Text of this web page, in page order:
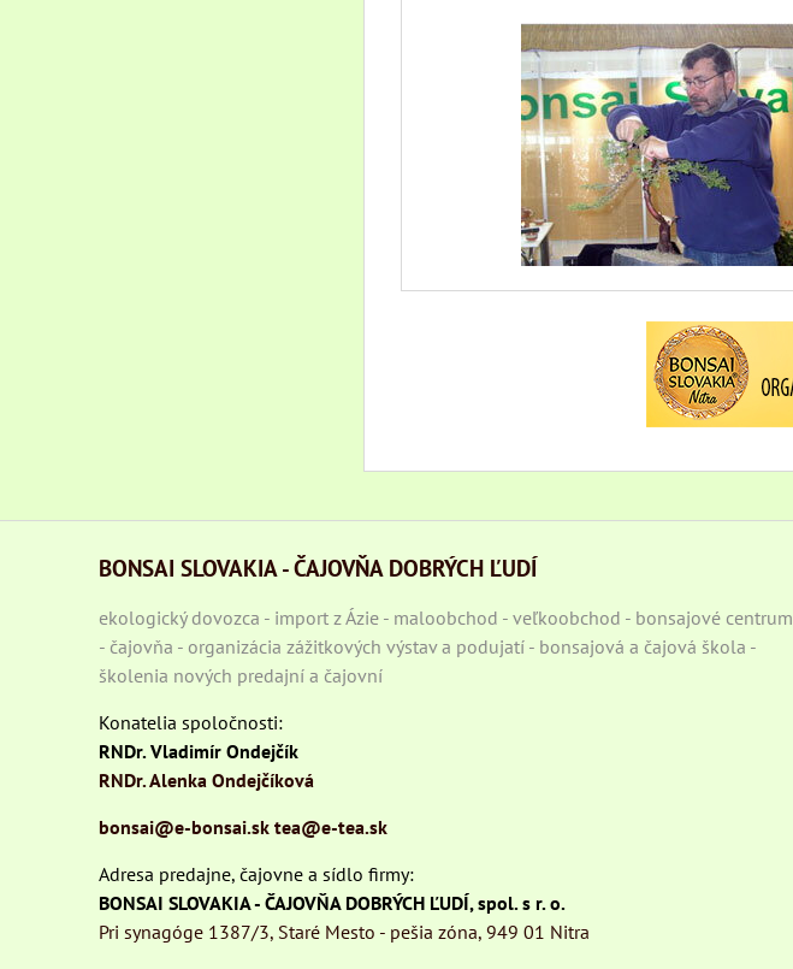
BONSAI SLOVAKIA - ČAJOVŇA DOBRÝCH ĽUDÍ
ekologický dovozca - import z Ázie - maloobchod - veľkoobchod - bonsajové centrum
- čajovňa - organizácia zážitkových výstav a podujatí - bonsajová a čajová škola -
školenia nových predajní a čajovní
Konatelia spoločnosti:
RNDr. Vladimír Ondejčík
RNDr. Alenka Ondejčíková
bonsai@e-bonsai.sk tea@e-tea.sk
Adresa predajne, čajovne a sídlo firmy:
BONSAI SLOVAKIA - ČAJOVŇA DOBRÝCH ĽUDÍ, spol. s r. o.
Pri synagóge 1387/3, Staré Mesto - pešia zóna, 949 01 Nitra